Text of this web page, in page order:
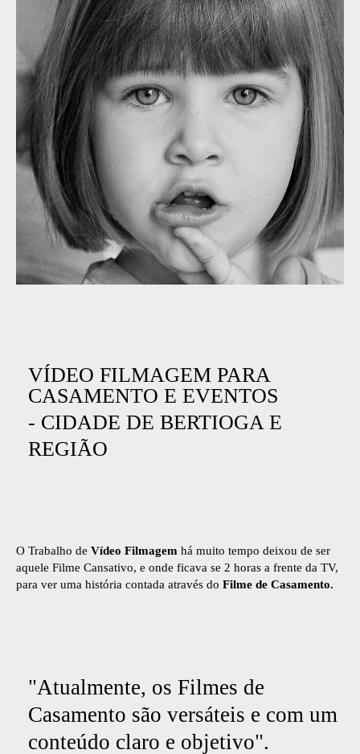
VÍDEO FILMAGEM PARA
CASAMENTO E EVENTOS
- CIDADE DE BERTIOGA E
REGIÃO
O Trabalho de Vídeo Filmagem há muito tempo deixou de ser
aquele Filme Cansativo, e onde ficava se 2 horas a frente da TV,
para ver uma história contada através do Filme de Casamento.
"Atualmente, os Filmes de
Casamento são versáteis e com um
conteúdo claro e objetivo".